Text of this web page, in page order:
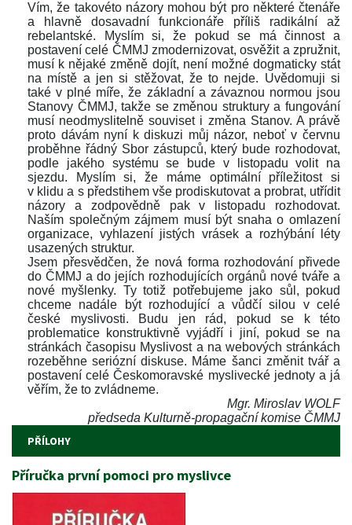
Vím, že takovéto názory mohou být pro některé čtenáře
a hlavně dosavadní funkcionáře příliš radikální až
rebelantské. Myslím si, že pokud se má činnost a
postavení celé ČMMJ zmodernizovat, osvěžit a zpružnit,
musí k nějaké změně dojít, není možné dogmaticky stát
na místě a jen si stěžovat, že to nejde. Uvědomuji si
také v plné míře, že základní a závaznou normou jsou
Stanovy ČMMJ, takže se změnou struktury a fungování
musí neodmyslitelně souviset i změna Stanov. A právě
proto dávám nyní k diskuzi můj názor, neboť v červnu
proběhne řádný Sbor zástupců, který bude rozhodovat,
podle jakého systému se bude v listopadu volit na
jezdu. Myslím si, že máme optimální příležitost si
v klidu a s předstihem vše prodiskutovat a probrat, utřídit
názory a zodpovědně pak v listopadu rozhodovat.
Naším společným zájmem musí být snaha o omlazení
organizace, vyhlazení jistých vrásek a rozhýbání léty
usazených struktur.
Jsem přesvědčen, že nová forma rozhodování přivede
do ČMMJ a do jejích rozhodujících orgánů nové tváře a
nové myšlenky. Ty totiž potřebujeme jako sůl, pokud
chceme nadále být rozhodující a vůdčí silou v celé
české myslivosti. Budu jen rád, pokud se k této
problematice konstruktivně vyjádří i jiní, pokud se na
tránkách časopisu Myslivost a na webových stránkách
rozeběhne seriózní diskuse. Máme šanci změnit tvář a
postavení celé Českomoravské myslivecké jednoty a já
věřím, že to zvládneme.
Mgr. Miroslav WOLF
předseda Kulturně-propagační komise ČMMJ
PŘÍLOHY
Příručka první pomoci pro myslivce